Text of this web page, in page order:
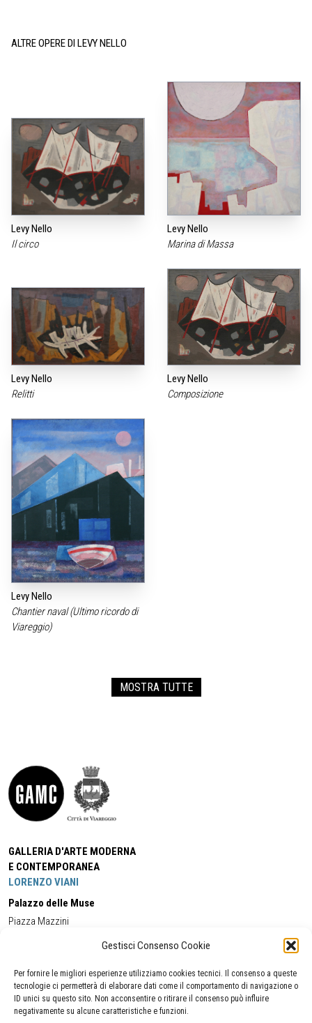
Gestisci Consenso Cookie
Per fornire le migliori esperienze utilizziamo cookies tecnici. Il consenso a queste
tecnologie ci permetterà di elaborare dati come il comportamento di navigazione o
ID unici su questo sito. Non acconsentire o ritirare il consenso può influire
negativamente su alcune caratteristiche e funzioni.
ALTRE OPERE DI LEVY NELLO
Levy Nello
Il circo
Levy Nello
Marina di Massa
Levy Nello
Relitti
Levy Nello
Composizione
Levy Nello
Chantier naval (Ultimo ricordo di
Viareggio)
MOSTRA TUTTE
GALLERIA D'ARTE MODERNA
E CONTEMPORANEA
LORENZO VIANI
Palazzo delle Muse
Piazza Mazzini
Cell:+39 338 5714978 (orario apertura Galleria)
Tel:
+39 0584 944580
(orario 09.00/13.00)
Email:gamc@comune.viareggio.lu.it